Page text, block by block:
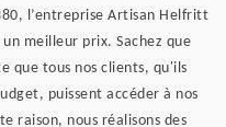
l’entreprise Artisan Helfritt
meilleur prix. Sachez que
que tous nos clients, qu'ils
puissent accéder à nos
raison, nous réalisons des